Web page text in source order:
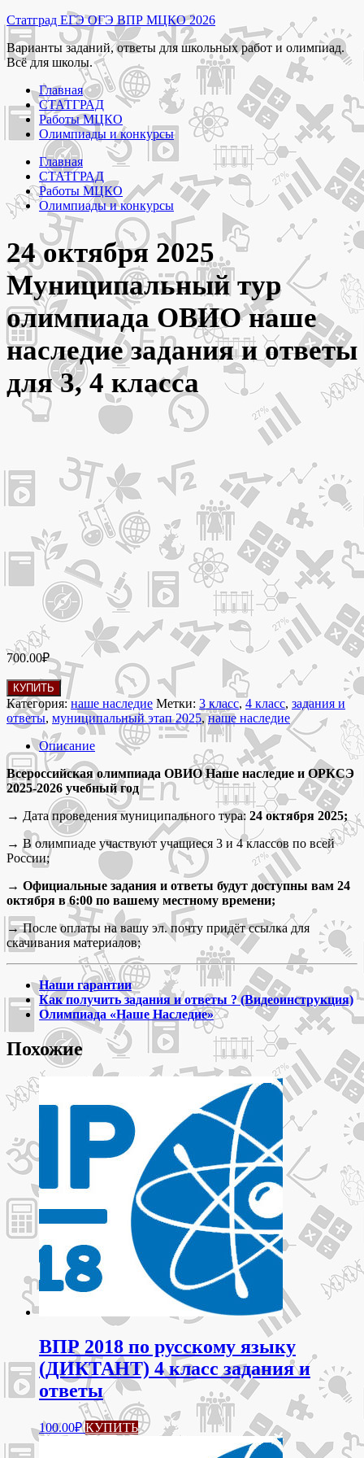
Перейти
к
содержимому
Статград ЕГЭ ОГЭ ВПР МЦКО 2026
Варианты заданий, ответы для школьных работ и олимпиад.
Всё для школы.
Главная
СТАТГРАД
Работы МЦКО
Олимпиады и конкурсы
Главная
СТАТГРАД
Работы МЦКО
Олимпиады и конкурсы
24 октября 2025
Муниципальный тур
олимпиада ОВИО наше
наследие задания и ответы
для 3, 4 класса
700.00₽
Количество
товара
24
октября
2025
Муниципальный
тур
олимпиада
наше
наследие
задания
и
для
3,
4
класса
КУПИТЬ
Категория:наше наследие Метки: 3 класс, 4 класс, задания и
ответы, муниципальный этап 2025,наше наследие
Описание
Всероссийская олимпиада ОВИО Наше наследие и ОРКСЭ
2025-2026 учебный год
→ Дата проведения муниципального тура: 24 октября 2025;
→ В олимпиаде участвуют учащиеся 3 и 4 классов по всей
России;
→ Официальные задания и ответы будут доступны вам 24
октября в 6:00 по вашему местному времени;
→ После оплаты на вашу эл. почту придёт ссылка для
скачивания материалов;
Наши гарантии
Как получить задания и ответы ? (Видеоинструкция)
Олимпиада «Наше Наследие»
Похожие
ВПР 2018 по русскому языку
(ДИКТАНТ) 4 класс задания и
ответы
100.00₽ КУПИТЬ